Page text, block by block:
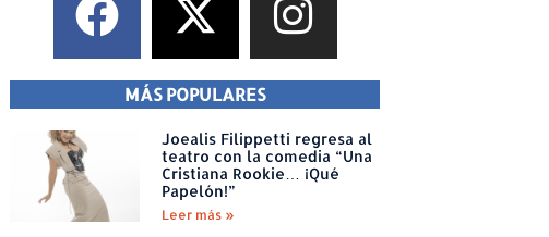
MÁS POPULARES
Joealis Filippetti regresa al
teatro con la comedia “Una
Cristiana Rookie… ¡Qué
Papelón!”
Leer más »